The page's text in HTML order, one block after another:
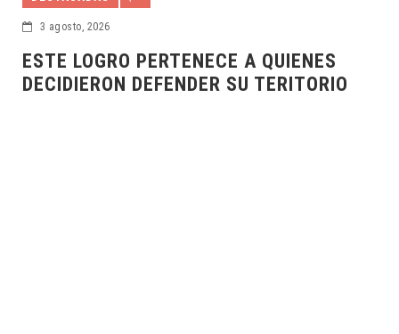
2 agosto, 2026
CRUZADA FORESTAL SUPERÓ LA META
ESTABLECIDA